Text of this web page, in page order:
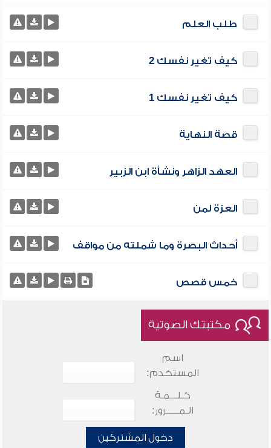
طلب العلم
كيف تغير نفسك 2
كيف تغير نفسك 1
قصة النهاية
العهد الزاهر ونشأة ابن الزبير
العزة لمن
أحداث البصرة وما شملته من مواقف
خمس قصص
مكتبتك الصوتية
اسم
المستخدم:
كـلـــمـة
الـمـــــرور:
دخول المشتركين